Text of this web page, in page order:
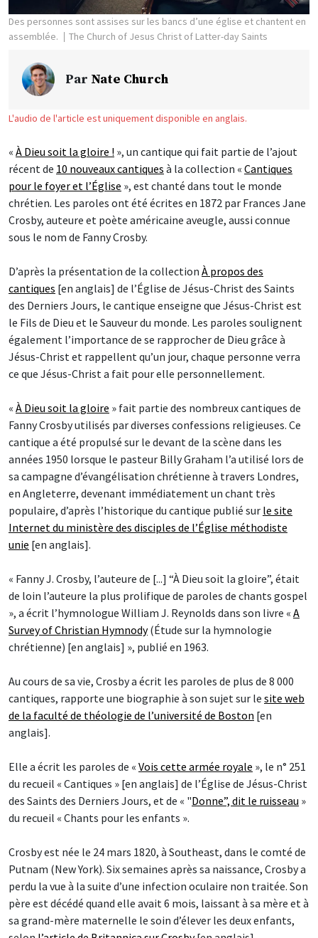
Des personnes sont assises sur les bancs d’une église et chantent en
assemblée.
The Church of Jesus Christ of Latter-day Saints
Par Nate Church
L'audio de l'article est uniquement disponible en anglais.
« À Dieu soit la gloire ! », un cantique qui fait partie de l’ajout
récent de 10 nouveaux cantiques à la collection « Cantiques
pour le foyer et l’Église », est chanté dans tout le monde
chrétien. Les paroles ont été écrites en 1872 par Frances Jane
Crosby, auteure et poète américaine aveugle, aussi connue
sous le nom de Fanny Crosby.
D’après la présentation de la collection À propos des
cantiques [en anglais] de l’Église de Jésus-Christ des Saints
des Derniers Jours, le cantique enseigne que Jésus-Christ est
le Fils de Dieu et le Sauveur du monde. Les paroles soulignent
également l’importance de se rapprocher de Dieu grâce à
Jésus-Christ et rappellent qu’un jour, chaque personne verra
ce que Jésus-Christ a fait pour elle personnellement.
« À Dieu soit la gloire » fait partie des nombreux cantiques de
Fanny Crosby utilisés par diverses confessions religieuses. Ce
cantique a été propulsé sur le devant de la scène dans les
années 1950 lorsque le pasteur Billy Graham l’a utilisé lors de
sa campagne d’évangélisation chrétienne à travers Londres,
en Angleterre, devenant immédiatement un chant très
populaire, d’après l’historique du cantique publié sur le site
Internet du ministère des disciples de l’Église méthodiste
unie [en anglais].
« Fanny J. Crosby, l’auteure de [...] “À Dieu soit la gloire”, était
de loin l’auteure la plus prolifique de paroles de chants gospel
», a écrit l’hymnologue William J. Reynolds dans son livre « A
Survey of Christian Hymnody(Étude sur la hymnologie
chrétienne) [en anglais] », publié en 1963.
Au cours de sa vie, Crosby a écrit les paroles de plus de 8 000
cantiques, rapporte une biographie à son sujet sur le site web
de la faculté de théologie de l’université de Boston [en
anglais].
Elle a écrit les paroles de « Vois cette armée royale », le n° 251
du recueil « Cantiques » [en anglais] de l’Église de Jésus-Christ
des Saints des Derniers Jours, et de « "Donne”, dit le ruisseau »
du recueil « Chants pour les enfants ».
Crosby est née le 24 mars 1820, à Southeast, dans le comté de
Putnam (New York). Six semaines après sa naissance, Crosby a
perdu la vue à la suite d’une infection oculaire non traitée. Son
père est décédé quand elle avait 6 mois, laissant à sa mère et à
sa grand-mère maternelle le soin d’élever les deux enfants,